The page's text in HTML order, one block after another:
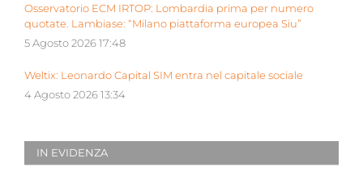
Osservatorio ECM IRTOP: Lombardia prima per numero
quotate. Lambiase: “Milano piattaforma europea Siu”
5 Agosto 2026 17:48
Weltix: Leonardo Capital SIM entra nel capitale sociale
4 Agosto 2026 13:34
IN EVIDENZA